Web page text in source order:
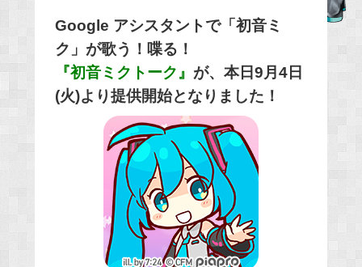
o
o
k
Google アシスタントで「初音ミ
ク」が歌う！喋る！
『初音ミクトーク』 が、本日9月4日
(火)より提供開始となりました！